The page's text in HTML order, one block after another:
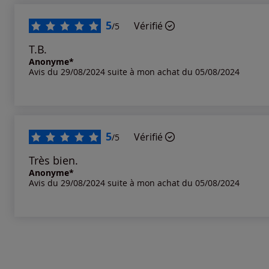
5/5 Vérifié
T.B.
Anonyme*
Avis du 29/08/2024 suite à mon achat du 05/08/2024
5/5 Vérifié
Très bien.
Anonyme*
Avis du 29/08/2024 suite à mon achat du 05/08/2024